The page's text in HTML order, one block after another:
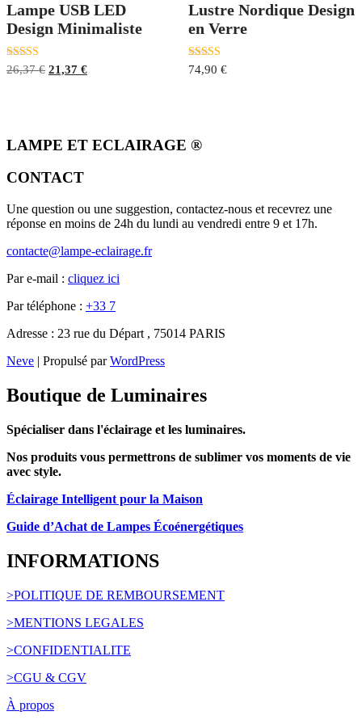
Lampe USB LED
Design Minimaliste
Note
4.25
26,37€ Le
21,37 €Le
Lustre Nordique Design
en Verre
Note
4.50
74,90 €
LAMPE ET ECLAIRAGE ®
CONTACT
Une question ou une suggestion, contactez-nous et recevrez une
réponse en moins de 24h du lundi au vendredi entre 9 et 17h.
contacte@lampe-eclairage.fr
Par e-mail : cliquez ici
Par téléphone : +33 7
Adresse : 23 rue du Départ , 75014 PARIS
Neve | Propulsé parWordPress
Boutique de Luminaires
Spécialiser dans l'éclairage et les luminaires.
Nos produits vous permettrons de sublimer vos moments de vie
avec style.
Éclairage Intelligent pour la Maison
Guide d’Achat de Lampes Écoénergétiques
INFORMATIONS
>POLITIQUE DE REMBOURSEMENT
>MENTIONS LEGALES
>CONFIDENTIALITE
>CGU & CGV
À propos